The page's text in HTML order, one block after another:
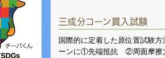
三成分コーン貫入試験
国際的に定着した原位置試験方
ーンに①先端抵抗 ②周面摩